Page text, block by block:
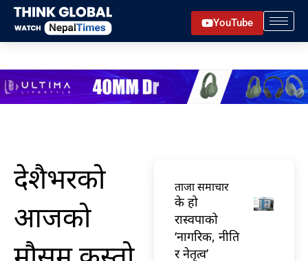
Skip
content
YouTube
देशैभरको
आजको
ताजा समाचार
के हो
रास्वपाको
‘नागरिक, नीति
र नेतृत्व’